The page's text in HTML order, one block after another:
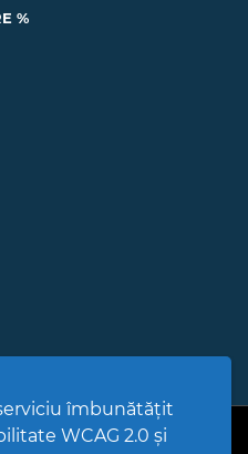
îmbunătățit
WCAG 2.0 și
%
Setări Cookies și Accesibilitate